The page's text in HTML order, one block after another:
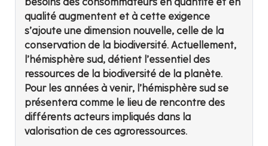
qualité augmentent et à cette exigence
s’ajoute une dimension nouvelle, celle de la
conservation de la biodiversité. Actuellement,
l’hémisphère sud, détient l’essentiel des
ressources de la biodiversité de la planète.
Pour les années à venir, l’hémisphère sud se
présentera comme le lieu de rencontre des
différents acteurs impliqués dans la
valorisation de ces agroressources.